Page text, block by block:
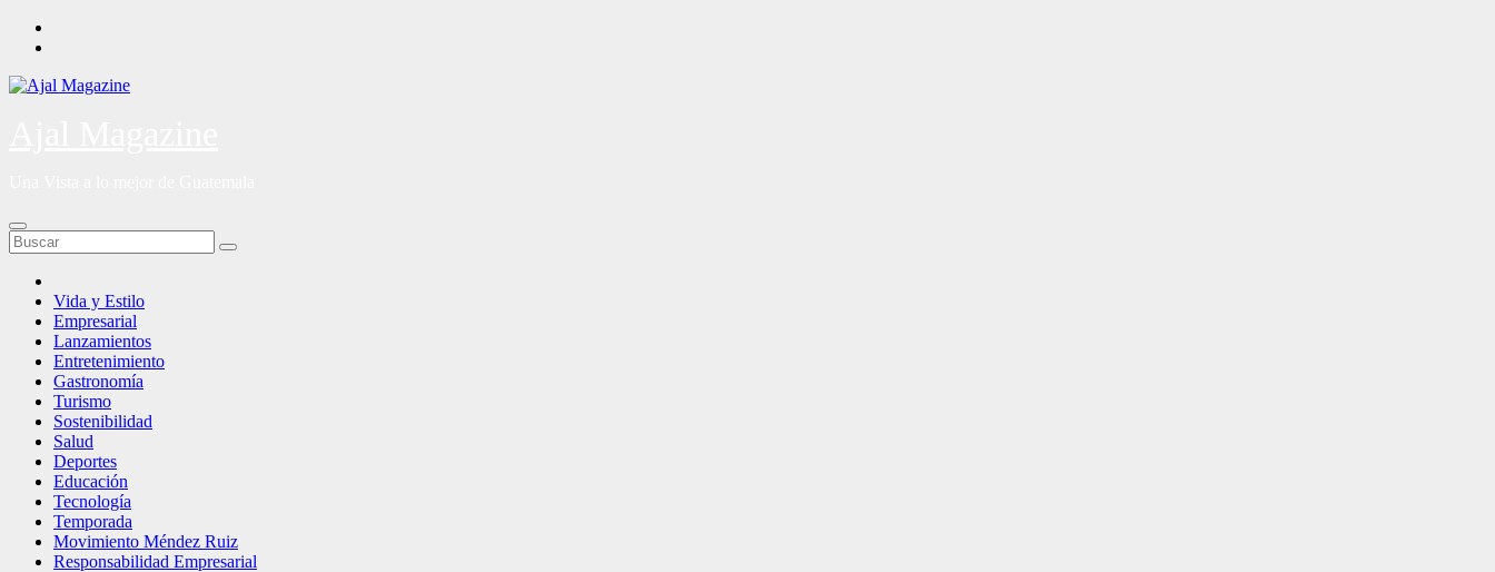
Saltar
Vida y Estilo
Empresarial
Lanzamientos
Entretenimiento
Gastronomía
Turismo
Sostenibilidad
Salud
Deportes
Educación
Tecnología
Temporada
Movimiento Méndez Ruiz
Responsabilidad Empresarial